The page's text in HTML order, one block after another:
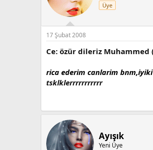
Üye
17 Şubat 2008
Ce: özür dileriz Muhammed
rica ederim canlarim
tsklklerrrrrrrrrrr
Ayışık
Yeni Üye